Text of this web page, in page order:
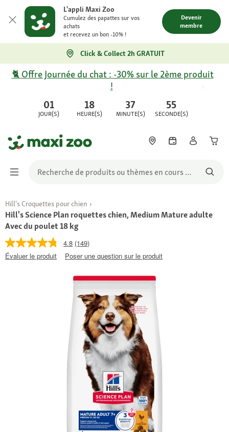
L'appli Maxi Zoo
Cumulez des papattes sur vos
achats
et recevez un bon -10% !
Devenir
membre
Click & Collect 2h GRATUIT
01
JOUR(S)
18
HEURE(S)
37
MINUTE(S)
55
SECONDE(S)
🐈 Offre Journée du chat : -30% sur le 2ème produit
!
Hill's Croquettes pour chien
Hill's Science Plan roquettes chien, Medium Mature adulte
Avec du poulet 18 kg
4.8 (149)
Évaluer le produit
Poser une question sur le produit